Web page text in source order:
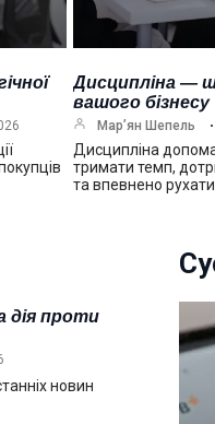
Дисципліна —
вашого бізнесу
Мар’ян Шепель
Дисципліна
тримати темп,
та впевнено
дія проти
новин